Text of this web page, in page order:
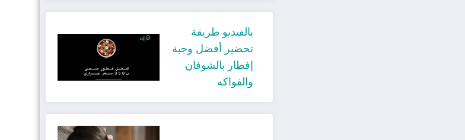
بالفيديو طريقة
تحضير أفضل وجبة
إفطار بالشوفان
والفواكه